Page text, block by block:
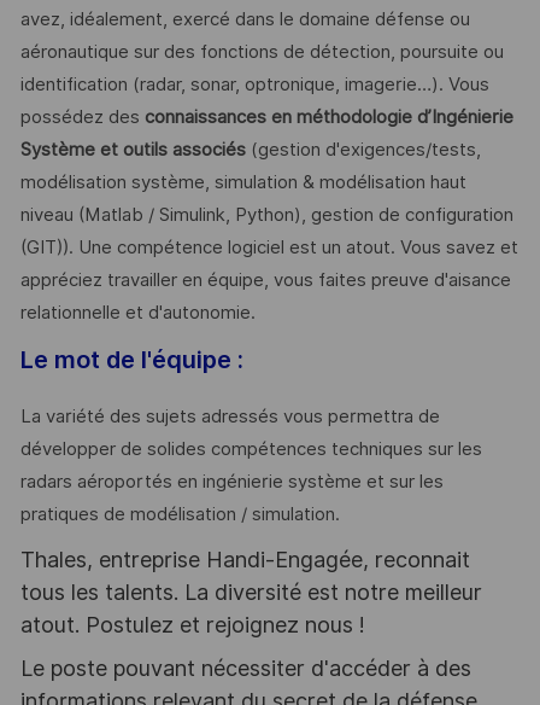
avez, idéalement, exercé dans le domaine défense ou
aéronautique sur des fonctions de détection, poursuite ou
identification (radar, sonar, optronique, imagerie…). Vous
possédez des connaissances en méthodologie d’Ingénierie
Système et outils associés (gestion d'exigences/tests,
modélisation système, simulation & modélisation haut
niveau (Matlab / Simulink, Python), gestion de configuration
(GIT)). Une compétence logiciel est un atout. Vous savez et
appréciez travailler en équipe, vous faites preuve d'aisance
relationnelle et d'autonomie.
Le mot de l'équipe :
La variété des sujets adressés vous permettra de
développer de solides compétences techniques sur les
radars aéroportés en ingénierie système et sur les
pratiques de modélisation / simulation.
Thales, entreprise Handi-Engagée, reconnait
tous les talents. La diversité est notre meilleur
atout. Postulez et rejoignez nous !
Le poste pouvant nécessiter d'accéder à des